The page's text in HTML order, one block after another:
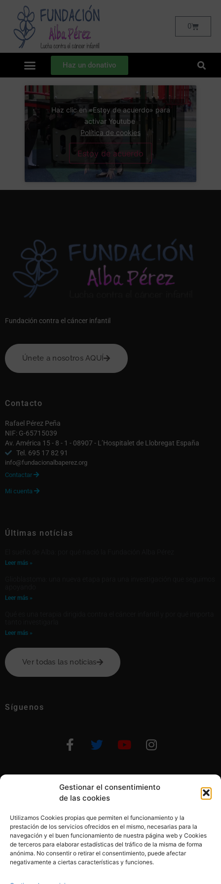
Gestionar el consentimiento
de las cookies
Utilizamos Cookies propias que permiten el funcionamiento y la
prestación de los servicios ofrecidos en el mismo, necesarias para la
navegación y el buen funcionamiento de nuestra página web y Cookies
de terceros para elaborar estadísticas del tráfico de la misma de forma
anónima. No consentir o retirar el consentimiento, puede afectar
negativamente a ciertas características y funciones.
0
Haz un donativo
Haz clic en «Estoy de acuerdo» para
activar Youtube
Política de cookies
Estoy de acuerdo
Fundación contra el cáncer infantil
Únete a nosotros AQUÍ
Contacto
Rafael Pérez Peña
NIF: G-65715039
Av. América 15 - 8 - 1 - 08907 - L’Hospitalet de Llobregat España
Tel. 695 17 82 91
info@fundacionalbaperez.org
Contactar 
Mi cuenta 
Últimas notícias
Leer más »
Leer más »
Leer más »
Ver todas las notícias
Síguenos
Otras formas de ayudar
© 2020, Fundación Alba Pérez. All Rights Reserved